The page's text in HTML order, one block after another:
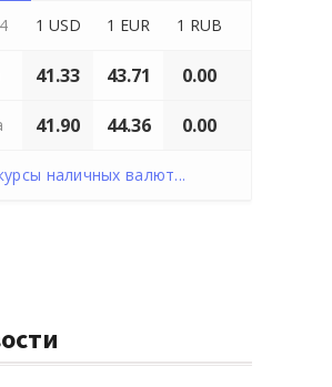
1 USD 1 EUR 1 RUB
41.33 43.71 0.00
41.90 44.36 0.00
наличных валют...